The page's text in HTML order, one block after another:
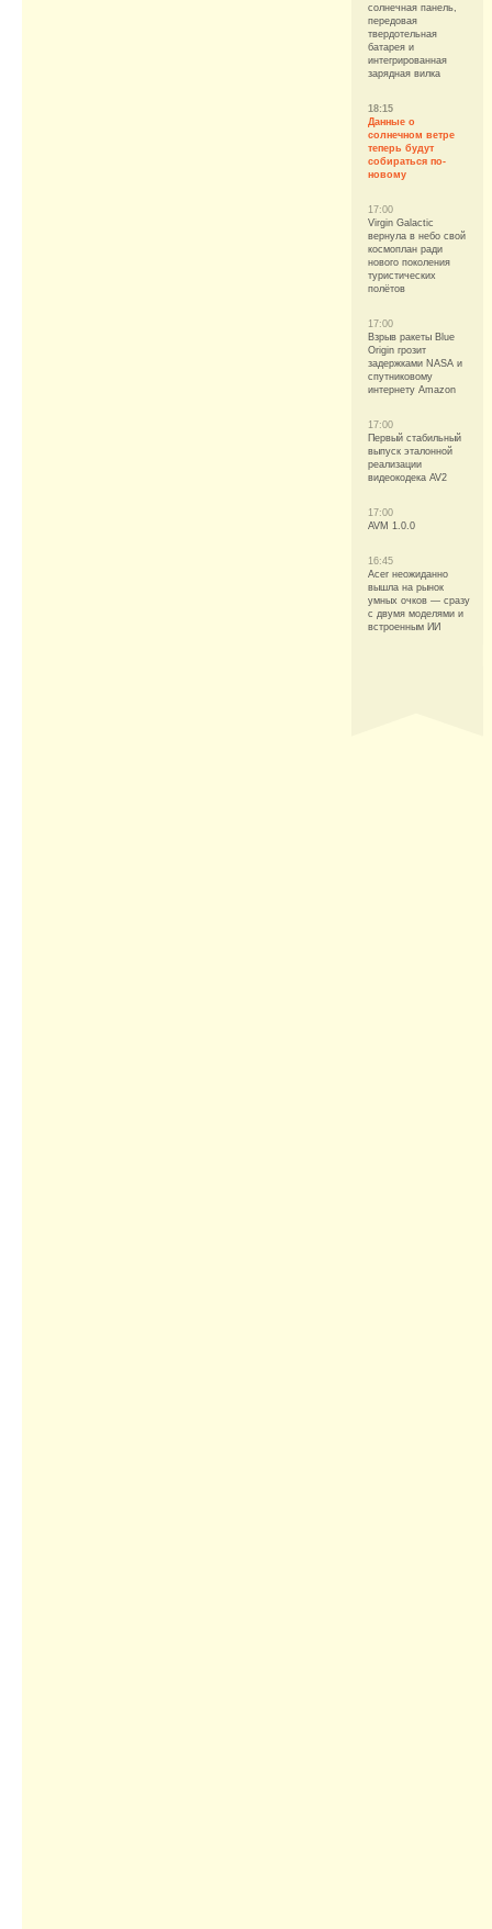
солнечная панель,
передовая
твердотельная
батарея и
интегрированная
зарядная вилка
18:15
Данные о
солнечном ветре
теперь будут
собираться по-
новому
17:00
Virgin Galactic
вернула в небо свой
космоплан ради
нового поколения
туристических
полётов
17:00
Взрыв ракеты Blue
Origin грозит
задержками NASA и
спутниковому
интернету Amazon
17:00
Первый стабильный
выпуск эталонной
реализации
видеокодека AV2
17:00
AVM 1.0.0
16:45
Acer неожиданно
вышла на рынок
умных очков — сразу
с двумя моделями и
встроенным ИИ